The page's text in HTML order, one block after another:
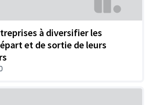
à diversifier les
et de sortie de leurs